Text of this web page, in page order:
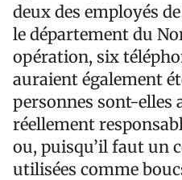
deux des employés
le département du
opération, six
auraient également
personnes sont-elles
réellement
ou, puisqu’il faut un
utilisées comme